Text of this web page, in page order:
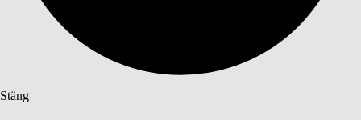
Stäng